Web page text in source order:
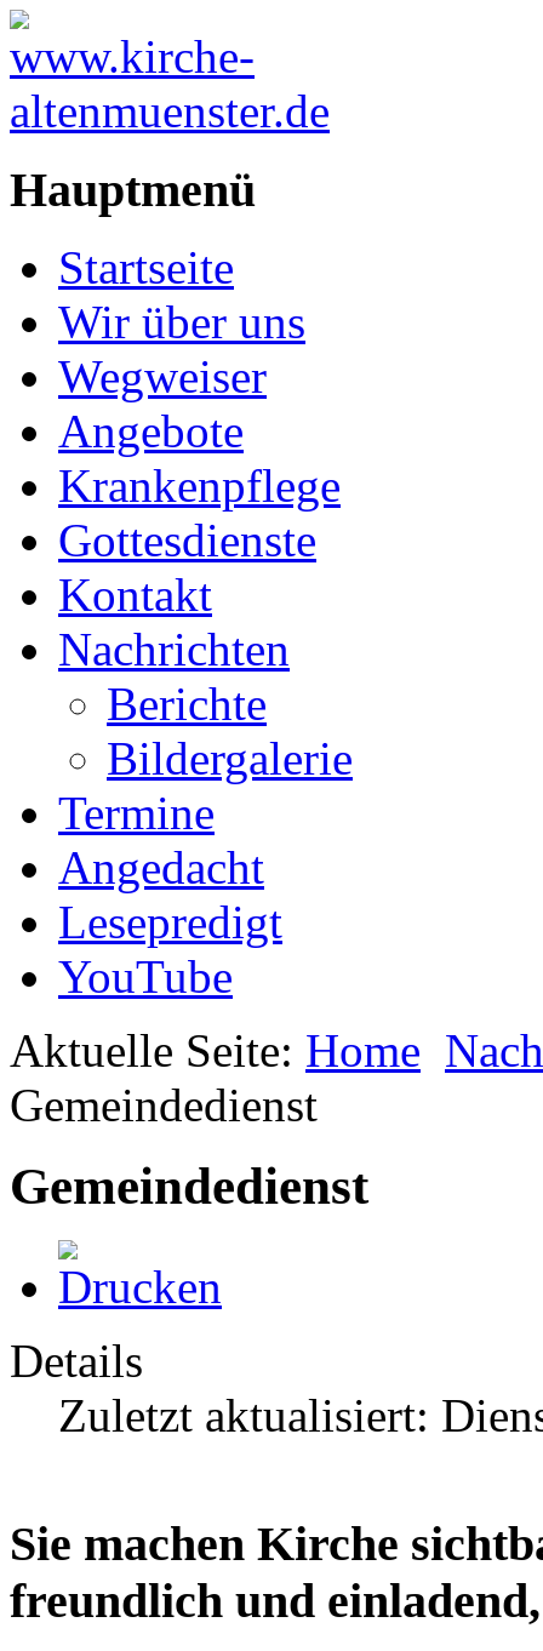
Hauptmenü
Startseite
Wir über uns
Wegweiser
Angebote
Krankenpflege
Gottesdienste
Kontakt
Nachrichten
Berichte
Bildergalerie
Termine
Angedacht
Lesepredigt
YouTube
Aktuelle Seite: Home
Gemeindedienst
Gemeindedienst
Details
Zuletzt aktualisiert:
Sie machen Kirche
freundlich und